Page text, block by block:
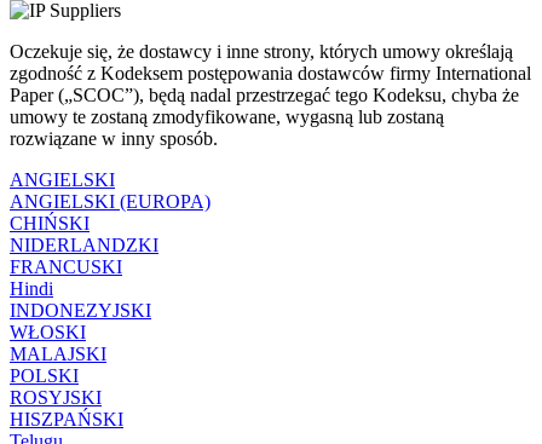
Oczekuje się, że dostawcy i inne strony, których umowy określają
zgodność z Kodeksem postępowania dostawców firmy International
Paper („SCOC”), będą nadal przestrzegać tego Kodeksu, chyba że
umowy te zostaną zmodyfikowane, wygasną lub zostaną
rozwiązane w inny sposób.
ANGIELSKI
ANGIELSKI (EUROPA)
CHIŃSKI
NIDERLANDZKI
FRANCUSKI
Hindi
INDONEZYJSKI
WŁOSKI
MALAJSKI
POLSKI
ROSYJSKI
HISZPAŃSKI